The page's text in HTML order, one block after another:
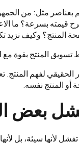
بعناصر مثل: من
قيمته بسرعة؟ ما
المنتج؟ وكيف نزيد
تسويق المنتج بقوة مع
الحقيقي لفهم المنتج.
أو المنتج نفسه.
بعض
لأنها سيئة، بل